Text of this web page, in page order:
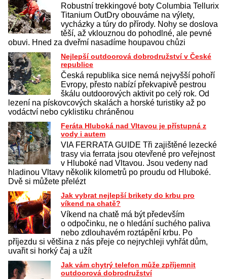
Robustní trekkingové boty Columbia Tellurix
Titanium OutDry obouváme na výlety,
vycházky a túry do přírody. Nohy se doslova
těší, až vklouznou do pohodlné, ale pevné
obuvi. Hned za dveřmí nasadíme houpavou chůzi
Nejlepší outdoorová dobrodružství v České
republice
Česká republika sice nemá nejvyšší pohoří
Evropy, přesto nabízí překvapivě pestrou
škálu outdoorových aktivit po celý rok. Od
lezení na pískovcových skalách a horské turistiky až po
vodáctví nebo cyklistiku chráněnou
Feráta Hluboká nad Vltavou je přístupná z
vody i autem
VIA FERRATA GUIDE Tři zajištěné lezecké
trasy via ferrata jsou otevřené pro veřejnost
v Hluboké nad Vltavou. Jsou vedeny nad
hladinou Vltavy několik kilometrů po proudu od Hluboké.
Dvě si můžete přelézt
Jak vybrat nejlepší brikety do krbu pro
víkend na chatě?
Víkend na chatě má být především
o odpočinku, ne o hledání suchého paliva
nebo zdlouhavém roztápění krbu. Po
příjezdu si většina z nás přeje co nejrychleji vyhřát dům,
uvařit si horký čaj a užít
Jak vám chytrý telefon může zpříjemnit
outdoorová dobrodružství